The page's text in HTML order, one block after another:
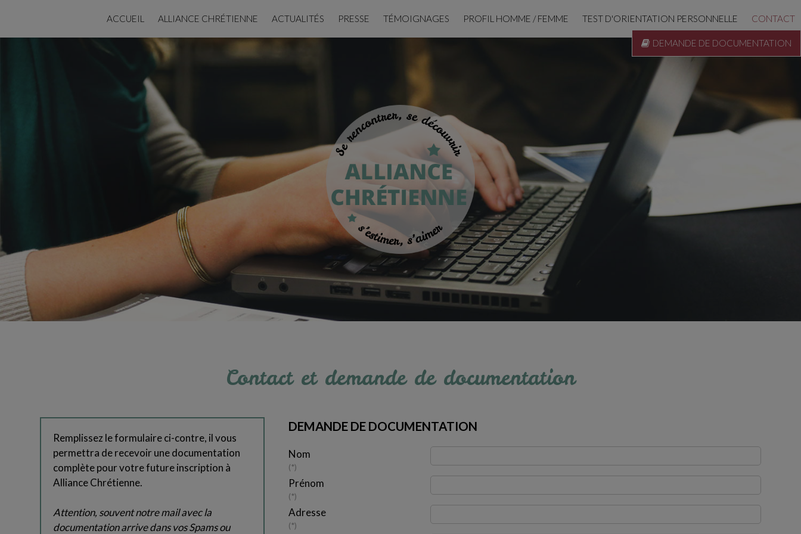
ACCUEIL ALLIANCE CHRÉTIENNE ACTUALITÉS PRESSE TÉMOIGNAGES PROFIL HOMME / FEMME TEST D'ORIENTATION PERSONNELLE CONTACT
DEMANDE DE DOCUMENTATION
Contact et demande de documentation
Remplissez le formulaire ci-contre, il vous
permettra de recevoir une documentation
complète pour votre future inscription à
Alliance Chrétienne.
Attention, souvent notre mail avec la
documentation arrive dans vos Spams ou
DEMANDE DE DOCUMENTATION
Nom
*
Prénom
*
Adresse
*